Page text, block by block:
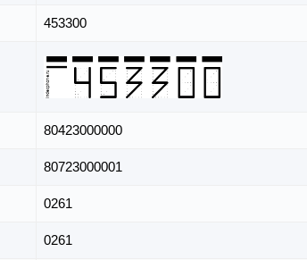
453300
80423000000
80723000001
0261
0261